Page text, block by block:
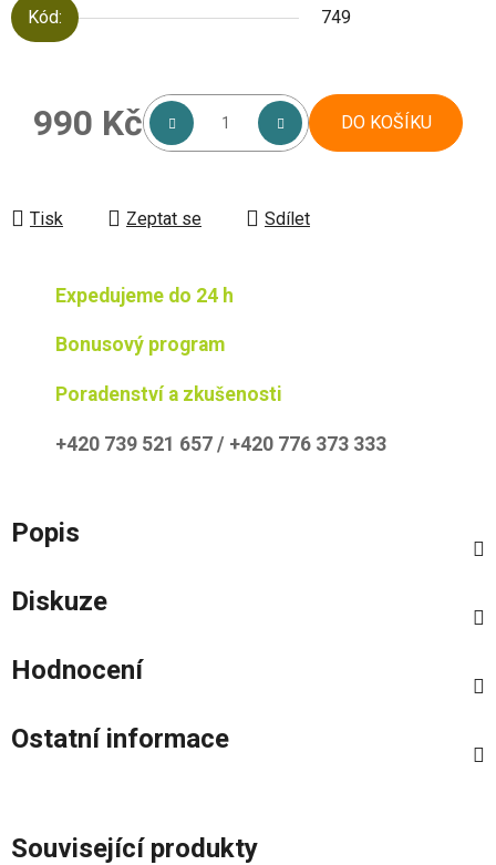
Kód: 749
990 Kč DO KOŠÍKU
Tisk Zeptat se Sdílet
Expedujeme do 24 h
Bonusový program
Poradenství a zkušenosti
+420 739 521 657 / +420 776 373 333
Popis
Diskuze
Hodnocení
Ostatní informace
Související produkty